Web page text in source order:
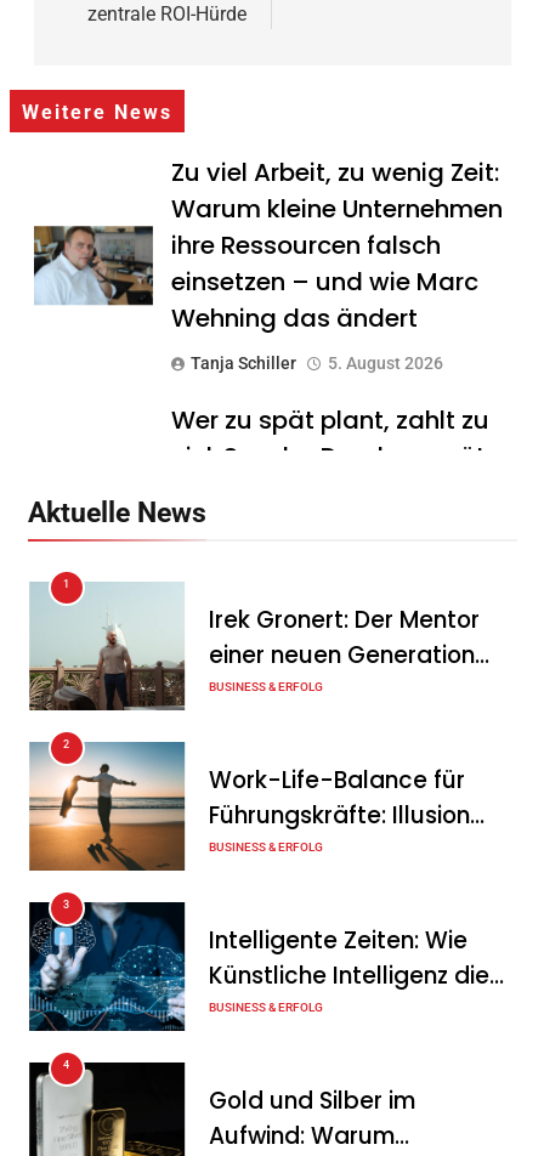
zentrale ROI-Hürde
Weitere News
Zu viel Arbeit, zu wenig Zeit:
Warum kleine Unternehmen
ihre Ressourcen falsch
einsetzen – und wie Marc
Wehning das ändert
Tanja Schiller 5. August 2026
Wer zu spät plant, zahlt zu
viel: Sascha Drache verrät,
Unternehmer schon Jahre
entschieden wird
Tanja Schiller 5. August 2026
ENERTRAG eröffnet neues
Ausbildungs- und
Schulungszentrum in
Dauerthal
Tanja Schiller
GmbH: Volle
Auftragsbücher und
trotzdem Chaos im Betrieb
– Warum Wachstum im
Handwerk ohne klare
Abläufe gefährlich wird
Aktuelle News
1
Irek Gronert: Der Mentor
einer neuen Generation
von Unternehmern
BUSINESS & ERFOLG
2
Work-Life-Balance für
Führungskräfte: Illusion
oder echte Chance?
BUSINESS & ERFOLG
3
Intelligente Zeiten: Wie
Künstliche Intelligenz die
Geschäftswelt verändert
BUSINESS & ERFOLG
4
Gold und Silber im
Aufwind: Warum